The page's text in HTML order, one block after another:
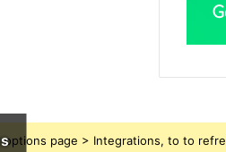
options page > Integrations, to to